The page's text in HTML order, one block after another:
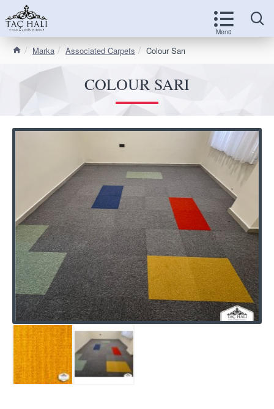
Marka Associated Carpets Colour Sarı
COLOUR SARI